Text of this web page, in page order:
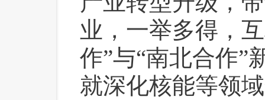
业，一举多得，
作”与“南北合作”
就深化核能等领